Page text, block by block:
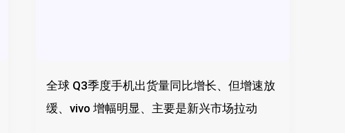
全球 Q3季度手机出货量同比增长、但增速放
缓、vivo 增幅明显、主要是新兴市场拉动